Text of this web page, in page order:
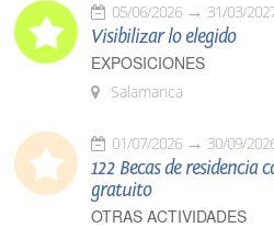
05/06/2026 31/03/
Visibilizar lo elegido
EXPOSICIONES
Salamanca
01/07/2026 30/09/
122 Becas de
gratuito
OTRAS ACTIVIDADES